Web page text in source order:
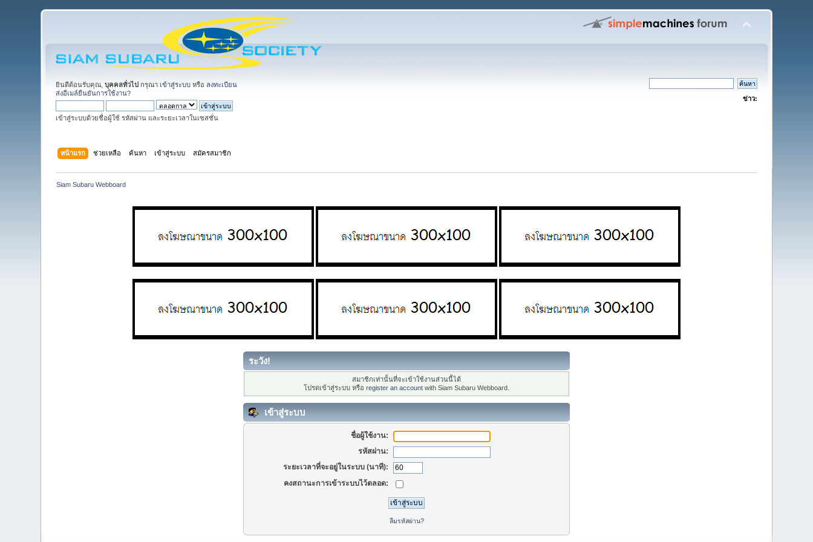
ยินดีต้อนรับคุณ,บุคคลทั่วไป กรุณา เข้าสู่ระบบ หรือ ลงทะเบียน
ส่งอีเมล์ยืนยันการใช้งาน?
เข้าสู่ระบบด้วยชื่อผู้ใช้ รหัสผ่าน และระยะเวลาในเซสชั่น
ข่าว:
หน้าแรก ช่วยเหลือ ค้นหา เข้าสู่ระบบ สมัครสมาชิก
Siam Subaru Webboard
ระวัง!
สมาชิกเท่านั้นที่จะเข้าใช้งานส่วนนี้ได้
โปรดเข้าสู่ระบบ หรือ register an account with Siam Subaru Webboard.
เข้าสู่ระบบ
ชื่อผู้ใช้งาน:
รหัสผ่าน:
ระยะเวลาที่จะอยู่ในระบบ (นาที):
คงสถานะการเข้าระบบไว้ตลอด:
ลืมรหัสผ่าน?